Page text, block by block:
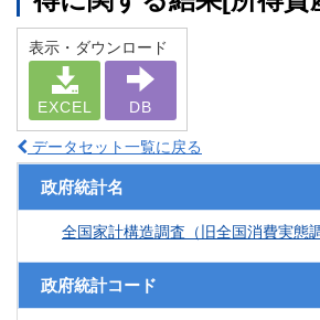
表示・ダウンロード
EXCEL DB
データセット一覧に戻る
政府統計名
全国家計構造調査（旧全国消費実態調
政府統計コード